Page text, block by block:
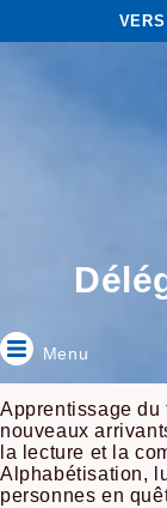
Menu
Apprentissage du
nouveaux
la lecture et la
Alphabétisation,
personnes en